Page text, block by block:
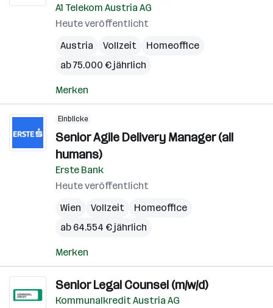
A1 Telekom Austria AG
Heute veröffentlicht
Austria
Vollzeit
Homeoffice
ab 75.000 € jährlich
Merken
Einblicke
Senior Agile Delivery Manager (all
humans)
Erste Bank
Heute veröffentlicht
Wien
Vollzeit
Homeoffice
ab 64.554 € jährlich
Merken
Senior Legal Counsel (m/w/d)
Kommunalkredit Austria AG